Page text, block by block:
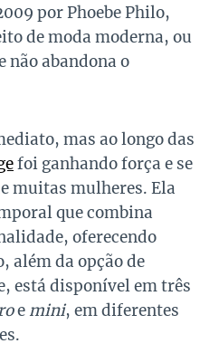
por Phoebe Philo,
de moda moderna, ou
não abandona o
mas ao longo das
foi ganhando força e se
muitas mulheres. Ela
que combina
oferecendo
além da opção de
está disponível em três
emini, em diferentes